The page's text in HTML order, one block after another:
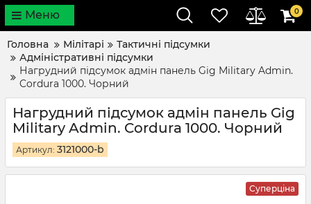
Меню 0
Головна Мілітарі
Тактичні підсумки
Адміністративні підсумки
Нагрудний підсумок адмін панель Gig Military Admin.
Cordura 1000. Чорний
Нагрудний підсумок адмін панель Gig
Military Admin. Cordura 1000. Чорний
Артикул: 3121000-b
Суперціна